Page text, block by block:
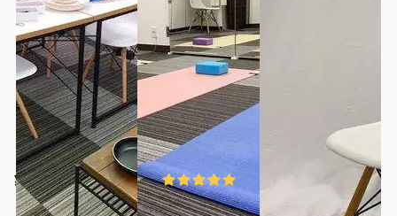
¥100 〜 ¥1100 /時間
駒込駅 徒歩3分東京都豊島区駒込１丁目４０ー４
1〜10名